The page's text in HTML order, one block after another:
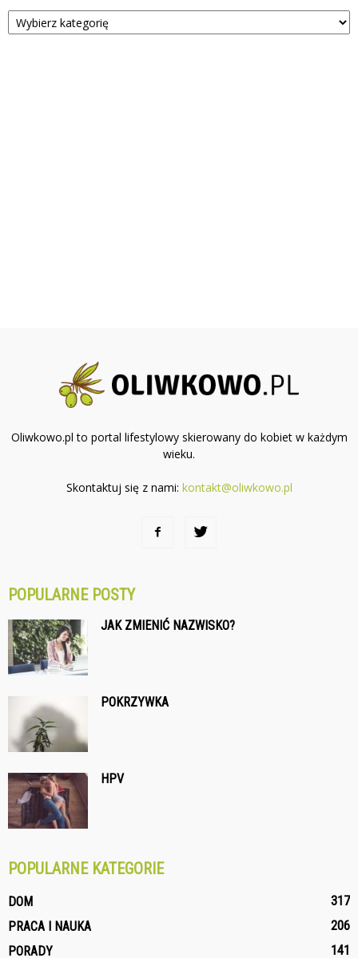
Kategorie
Oliwkowo.pl to portal lifestylowy skierowany do kobiet w każdym
wieku.
Skontaktuj się z nami: kontakt@oliwkowo.pl
POPULARNE POSTY
JAK ZMIENIĆ NAZWISKO?
POKRZYWKA
HPV
POPULARNE KATEGORIE
DOM
317
PRACA I NAUKA
206
PORADY
141